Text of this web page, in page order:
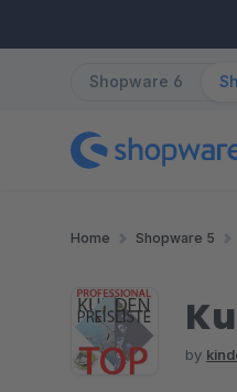
Shopware 6
Home Shopware 5
by